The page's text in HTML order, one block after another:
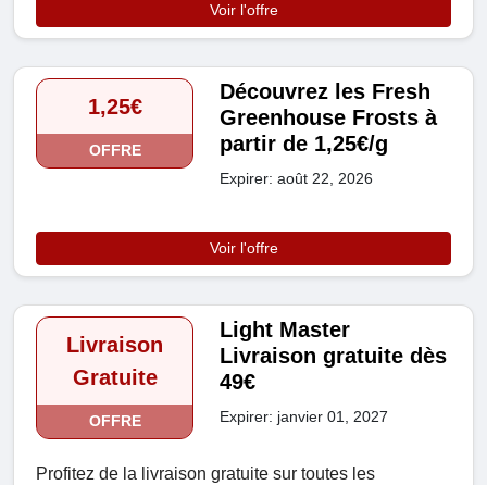
Voir l'offre
1,25€
OFFRE
Découvrez les Fresh
Greenhouse Frosts à
partir de 1,25€/g
Expirer: août 22, 2026
Voir l'offre
Livraison
Gratuite
OFFRE
Light Master
Livraison gratuite dès
49€
Expirer: janvier 01, 2027
Profitez de la livraison gratuite sur toutes les